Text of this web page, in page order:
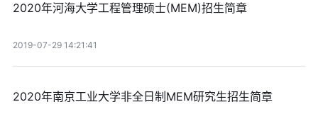
2020年河海大学工程管理硕士(MEM)招生简章
2019-07-29 14:21:41
2020年南京工业大学非全日制MEM研究生招生简章